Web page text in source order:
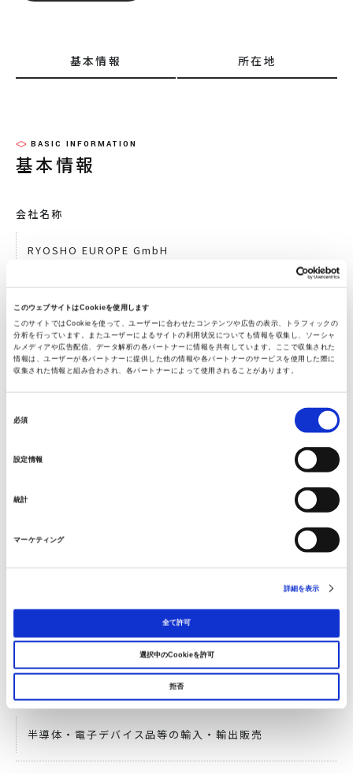
このウェブサイトはCookieを使用します
このサイトではCookieを使って、ユーザーに合わせたコンテンツや広告の表示、トラフィックの
分析を行っています。またユーザーによるサイトの利用状況についても情報を収集し、ソーシャ
ルメディアや広告配信、データ解析の各パートナーに情報を共有しています。ここで収集された
情報は、ユーザーが各パートナーに提供した他の情報や各パートナーのサービスを使用した際に
収集された情報と組み合わされ、各パートナーによって使用されることがあります。
必須
設定情報
統計
マーケティング
詳細を表示
全て許可
選択中のCookieを許可
拒否
基本情報 所在地
BASIC INFORMATION
基本情報
会社名称
RYOSHO EUROPE GmbH
設立年月日
2011年3月
従業員数
8
欧州全域
主要事業
半導体・電子デバイス品等の輸入・輸出販売